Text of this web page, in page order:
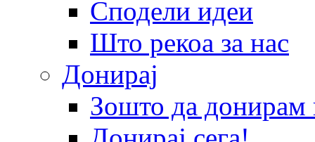
Сподели идеи
Што рекоа за нас
Донирај
Зошто да